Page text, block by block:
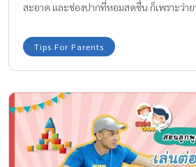
สะอาด และช่องปากที่หอมสดชื่น ก็เพราะว่า
ขอบอกว่าใช้งานได้สารพัดอย่างมากค่ะ
Tips For Parents